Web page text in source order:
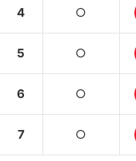
4 ○
5 ○
6 ○
7 ○